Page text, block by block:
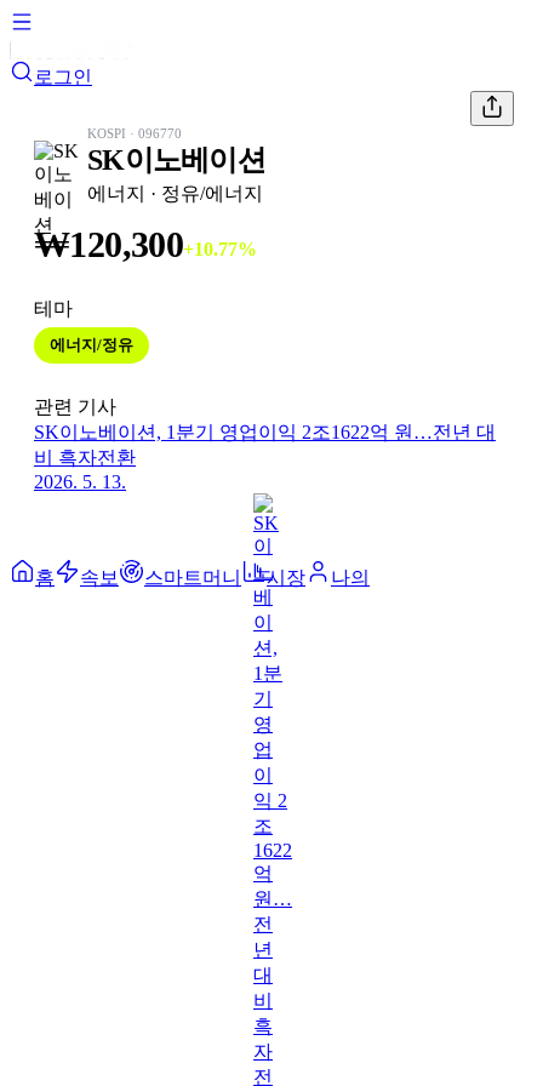
로그인
KOSPI · 096770
SK이노베이션
에너지 · 정유/에너지
₩120,300+10.77%
테마
에너지/정유
관련 기사
SK이노베이션, 1분기 영업이익 2조1622억 원…전년 대
비 흑자전환
2026. 5. 13.
홈 속보 스마트머니 시장 나의